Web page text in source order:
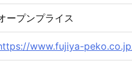
ープンプライス
www.fujiya-